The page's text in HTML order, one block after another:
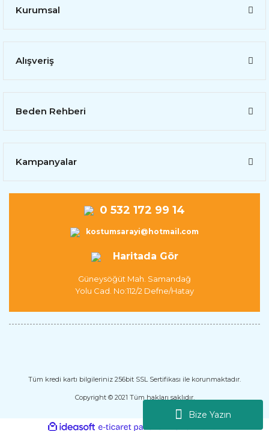
Bize Yazın
Kurumsal
Alışveriş
Beden Rehberi
Kampanyalar
0 532 172 99 14
kostumsarayi@hotmail.com
Haritada Gör
Güneysöğüt Mah. Samandağ
Yolu Cad. No:112/2 Defne/Hatay
Tüm kredi kartı bilgileriniz 256bit SSL Sertifikası ile korunmaktadır.
Copyright © 2021 Tüm hakları saklıdır.
ideasoft